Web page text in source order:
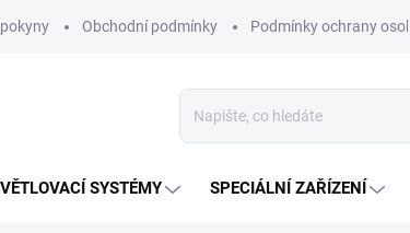
Obchodní podmínky Podmínky ochrany
SYSTÉMY SPECIÁLNÍ ZAŘÍZENÍ